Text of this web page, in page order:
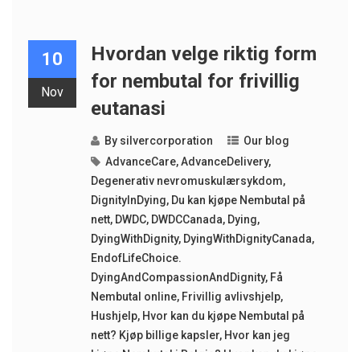
10
Nov
Hvordan velge riktig form
for nembutal for frivillig
eutanasi
By silvercorporation
Our blog
AdvanceCare,AdvanceDelivery,
Degenerativ nevromuskulærsykdom,
DignityInDying, Du kan kjøpe Nembutal på
nett, DWDC, DWDCCanada, Dying,
DyingWithDignity, DyingWithDignityCanada,
EndofLifeChoice.
DyingAndCompassionAndDignity, Få
Nembutal online, Frivillig avlivshjelp,
Hushjelp, Hvor kan du kjøpe Nembutal på
nett? Kjøp billige kapsler, Hvor kan jeg